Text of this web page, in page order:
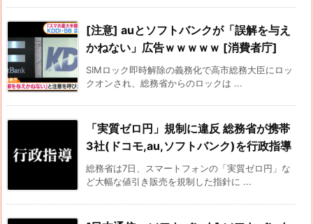
[注意] auとソフトバンクが「誤解を与え
かねない」広告ｗｗｗｗｗ [消費者庁]
SIMロック即時解除の義務化で高市総務大臣にロッ
クオンされ、総務省からのロックは ...
「実質ゼロ円」規制に違反 総務省が携帯
3社(ドコモ,au,ソフトバンク)を行政指導
総務省は7日、スマートフォンの「実質ゼロ円」な
ど大幅な値引き販売を規制した指針に ...